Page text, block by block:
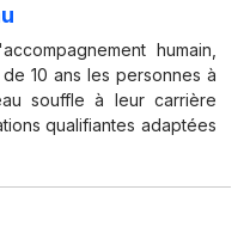
humain,
10 ans les personnes à
souffle à leur carrière
qualifiantes adaptées